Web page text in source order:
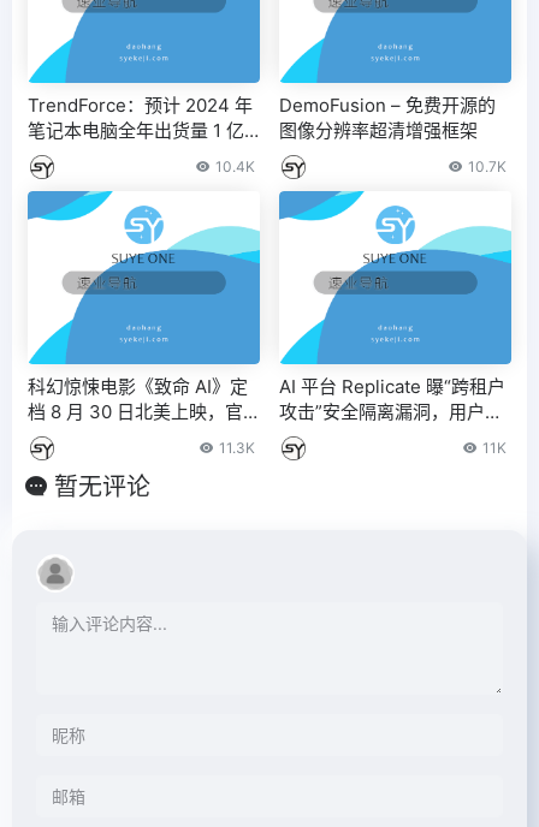
TrendForce：预计 2024 年
笔记本电脑全年出货量 1 亿 7
345 万台，同比增长 3.6%，
AI 笔电渗透率明年达 20%
10.4K
DemoFusion – 免费开源的
图像分辨率超清增强框架
10.7K
科幻惊悚电影《致命 AI》定
档 8 月 30 日北美上映，官
方放出首支预告
11.3K
AI 平台 Replicate 曝“跨租户
攻击”安全隔离漏洞，用户自
训练人工智能模型可被黑客
入侵 – IT之家
11K
暂无评论